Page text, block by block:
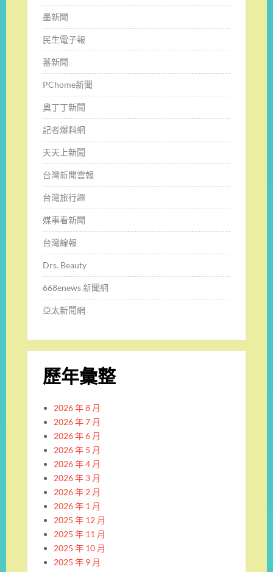
墨新聞
民生電子報
蕃新聞
PChome新聞
奧丁丁新聞
記者爆料網
天天上新聞
台灣新聞雲報
台灣旅行趣
媒事看新聞
台灣線報
Drs. Beauty
668enews 新聞網
亞太新聞網
歷年彙整
2026 年 8 月
2026 年 7 月
2026 年 6 月
2026 年 5 月
2026 年 4 月
2026 年 3 月
2026 年 2 月
2026 年 1 月
2025 年 12 月
2025 年 11 月
2025 年 10 月
2025 年 9 月